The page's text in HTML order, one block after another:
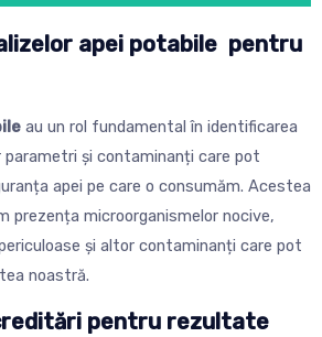
apei potabile pentru
au un rol fundamental în identificarea
parametri și contaminanți care pot
apei pe care o consumăm. Acestea
prezența microorganismelor nocive,
și altor contaminanți care pot
noastră.
pentru rezultate